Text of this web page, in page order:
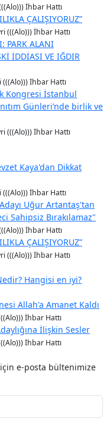
İhbar Hattı
ÇALIŞIYORUZ”
(((Alo))) İhbar Hattı
PARK ALANI
İDDİASI VE IĞDIR
İhbar Hattı
Kongresi İstanbul
Günleri’nde birlik ve
(((Alo))) İhbar Hattı
Kaya'dan Dikkat
İhbar Hattı
Uğur Artantaş'tan
Sahipsiz Bırakılamaz"
İhbar Hattı
ÇALIŞIYORUZ”
(((Alo))) İhbar Hattı
Hangisi en iyi?
Allah'a Amanet Kaldı
İhbar Hattı
İlişkin Sesler
İhbar Hattı
e-posta bültenimize